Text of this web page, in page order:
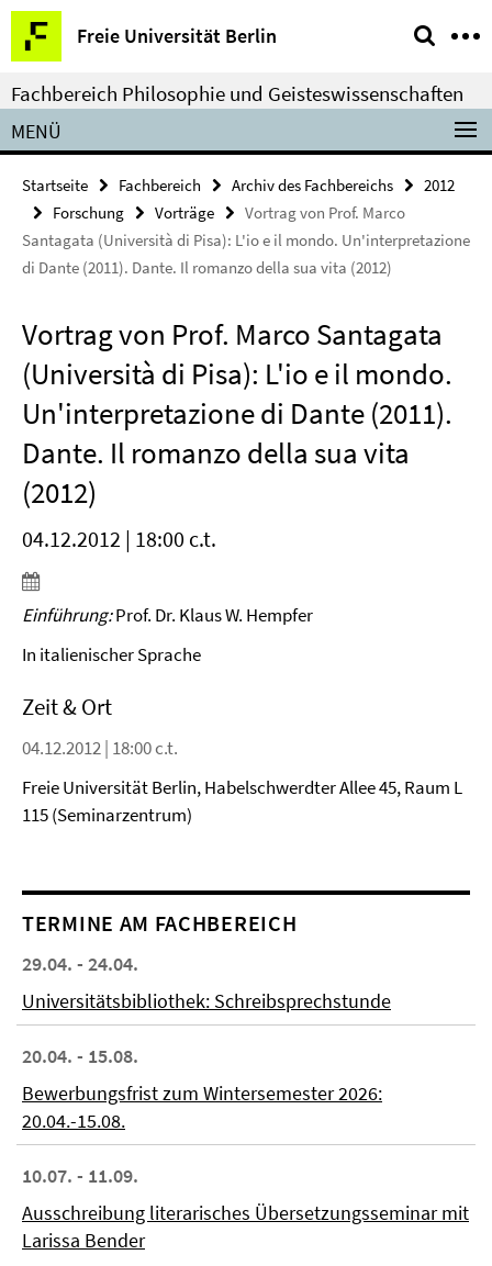
Springe
direkt
zu
Inhalt
Freie Universität Berlin
Service-
Navigation
Fachbereich Philosophie und Geisteswissenschaften
MENÜ
Startseite Fachbereich Archiv des Fachbereichs
2012
Forschung
Vorträge
Vortrag von Prof. Marco
Santagata (Università di Pisa): L'io e il mondo. Un'interpretazione
di Dante (2011). Dante. Il romanzo della sua vita (2012)
Vortrag von Prof. Marco Santagata
(Università di Pisa): L'io e il mondo.
Un'interpretazione di Dante (2011).
Dante. Il romanzo della sua vita
(2012)
04.12.2012 | 18:00 c.t.
Einführung:Prof. Dr. Klaus W. Hempfer
In italienischer Sprache
Zeit & Ort
04.12.2012 | 18:00 c.t.
Freie Universität Berlin, Habelschwerdter Allee 45, Raum L
115 (Seminarzentrum)
TERMINE AM FACHBEREICH
29.04. - 24.04.
Universitätsbibliothek: Schreibsprechstunde
20.04. - 15.08.
Bewerbungsfrist zum Wintersemester 2026:
20.04.-15.08.
10.07. - 11.09.
Ausschreibung literarisches Übersetzungsseminar mit
Larissa Bender